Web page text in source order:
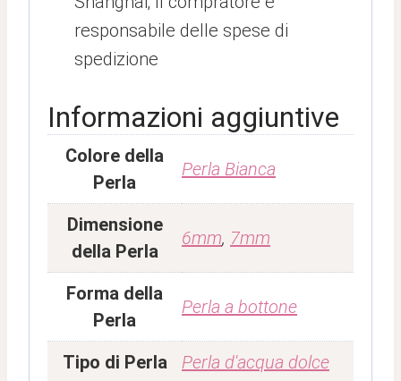
responsabile delle spese di
spedizione
Informazioni aggiuntive
Colore della
Perla
Perla Bianca
Dimensione
della Perla
6mm, 7mm
Forma della
Perla
Perla a bottone
Tipo di Perla Perla d'acqua dolce